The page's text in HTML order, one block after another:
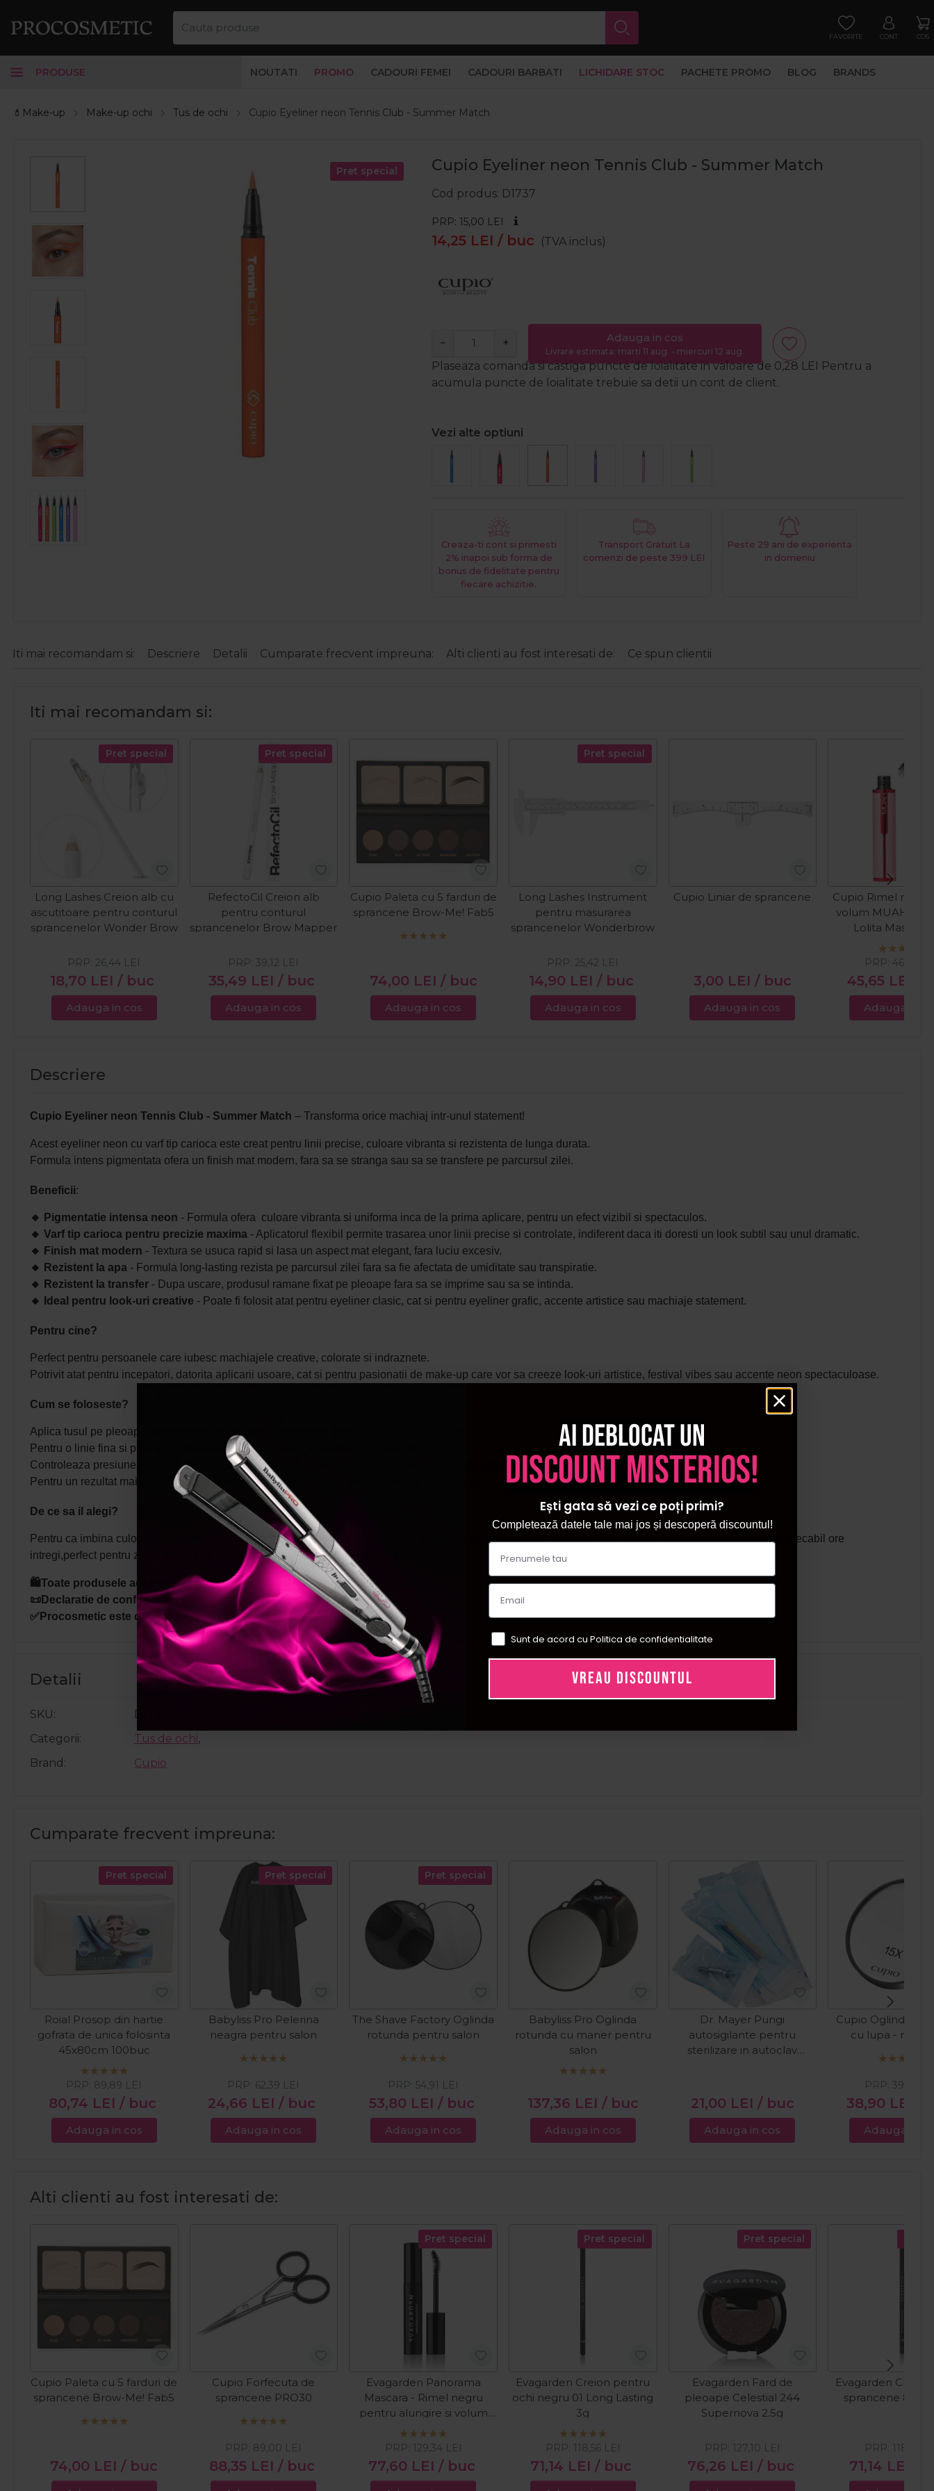
FAVORITE CONT COS
PRODUSE NOUTATI PROMO CADOURI FEMEI CADOURI BARBATI LICHIDARE STOC PACHETE PROMO BLOG BRANDS
💄Make-up Make-up ochi Tus de ochi Cupio Eyeliner neon Tennis Club - Summer Match
Pret special Cupio Eyeliner neon Tennis Club - Summer Match
Cod produs D1737
PRP: 15,00 LEI
14,25 LEI / buc (TVA inclus)
− + Adauga in cos
Livrare estimata: marți 11 aug. - miercuri 12 aug.
Plaseaza comanda si castiga puncte de loialitate in valoare de 0,28 LEI Pentru a
acumula puncte de loialitate trebuie sa detii un cont de client.
Vezi alte optiuni
Creaza-ti cont si primesti
2% inapoi sub forma de
bonus de fidelitate pentru
fiecare achizitie.
Transport Gratuit La
comenzi de peste 399 LEI
Peste 29 ani de experienta
in domeniu
Iti mai recomandam si: Descriere Detalii Cumparate frecvent impreuna: Alti clienti au fost interesati de: Ce spun clientii
Iti mai recomandam si:
Pret special
Long Lashes Creion alb cu
ascutitoare pentru conturul
sprancenelor Wonder Brow
18,70 LEI / buc
PRP: 26,44 LEI
Adauga in cos
Pret special
RefectoCil Creion alb
pentru conturul
sprancenelor Brow Mapper
35,49 LEI / buc
PRP:39,12 LEI
Adauga in cos
Cupio Paleta cu 5 farduri de
sprancene Brow-Me! Fab5
74,00 LEI / buc
Adauga in cos
Pret special
Long Lashes Instrument
pentru masurarea
sprancenelor Wonderbrow
14,90 LEI / buc
PRP: 25,42 LEI
Adauga in cos
Cupio Liniar de sprancene
3,00 LEI / buc
Adauga in cos
Cupio Rimel
volum MUAH All
Lolita Mascara
45,65 LEI
PRP: 46,00
Adauga in
Descriere
Cupio Eyeliner neon Tennis Club - Summer Match – Transforma orice machiaj intr-unul statement!
Acest eyeliner neon cu varf tip carioca este creat pentru linii precise, culoare vibranta si rezistenta de lunga durata.
Formula intens pigmentata ofera un finish mat modern, fara sa se stranga sau sa se transfere pe parcursul zilei.
Beneficii:
🔸 Pigmentatie intensa neon - Formula ofera culoare vibranta si uniforma inca de la prima aplicare, pentru un efect vizibil si spectaculos.
🔸 Varf tip carioca pentru precizie maxima - Aplicatorul flexibil permite trasarea unor linii precise si controlate, indiferent daca iti doresti un look subtil sau unul dramatic.
🔸 Finish mat modern - Textura se usuca rapid si lasa un aspect mat elegant, fara luciu excesiv.
🔸 Rezistent la apa - Formula long-lasting rezista pe parcursul zilei fara sa fie afectata de umiditate sau transpiratie.
🔸 Rezistent la transfer - Dupa uscare, produsul ramane fixat pe pleoape fara sa se imprime sau sa se intinda.
🔸
Ideal pentru look-uri creative - Poate fi folosit atat pentru eyeliner clasic, cat si pentru eyeliner grafic, accente artistice sau machiaje statement.
Pentru cine?
Perfect pentru persoanele care iubesc machiajele creative, colorate si indraznete.
Potrivit atat pentru incepatori, datorita aplicarii usoare, cat si pentru pasionatii de make-up care vor sa creeze look-uri artistice, festival vibes sau accente neon spectaculoase.
Cum se foloseste?
Aplica tusul pe pleoapa, la baza genelor, in functie de look-ul dorit.
Pentru o linie fina si precisa, traseaza eyelinerul cat mai aproape de linia genelor, pornind din coltul intern spre coltul extern al ochiului.
Controleaza presiunea aplicatorului pentru a obtine linii subtiri sau mai intense, cu efect dramatic.
Pentru un rezultat mai accentuat si o culoare mai intensa, aplica produsul in mai multe straturi.
De ce sa il alegi?
Pentru ca imbina culoarea neon intensa cu precizia unui aplicator tip carioca si rezistenta de lunga durata, oferindu-ti un eyeliner statement care ramane impecabil ore
intregi,perfect pentru zilele de vara, festivaluri, vacante si look-uri pline de energie.
🛍️Toate produsele achizitionate de pe site-ul nostru sunt originale.
📜Declaratie de conformitate ProCosmetic.
✅Procosmetic este distribuitor autorizat Cupio.
Detalii
SKU
D1737
Categorii
Tus de ochi,
Brand
Cupio
Cumparate frecvent impreuna:
Pret special
Roial Prosop din hartie
gofrata de unica folosinta
45x80cm 100buc
80,74 LEI / buc
PRP: 89,89 LEI
Adauga in cos
Pret special
Babyliss Pro Pelerina
neagra pentru salon
24,66 LEI / buc
PRP: 62,39 LEI
Adauga in cos
Pret special
The Shave Factory Oglinda
rotunda pentru salon
53,80 LEI / buc
PRP: 54,91 LEI
Adauga in cos
Babyliss Pro Oglinda
rotunda cu maner pentru
salon
137,36 LEI / buc
Adauga in cos
Dr. Mayer Pungi
autosigilante pentru
sterilizare in autoclav
21,00 LEI / buc
Adauga in cos
Cupio Oglinda
cu lupa -
38,90 LEI
PRP:39,00
Adauga in
Alti clienti au fost interesati de:
Cupio Paleta cu 5 farduri de
sprancene Brow-Me! Fab5
74,00 LEI / buc
Cupio Forfecuta de
sprancene PRO30
88,35 LEI / buc
PRP: 89,00 LEI
Pret special
Evagarden Panorama
Mascara - Rimel negru
pentru alungire si volum
11ml
77,60 LEI / buc
PRP: 129,34 LEI
Pret special
Evagarden Creion pentru
ochi negru 01 Long Lasting
3g
71,14 LEI / buc
PRP: 118,56 LEI
Pret special
Evagarden Fard de
pleoape Celestial 244
Supernova 2.5g
76,26 LEI / buc
PRP: 127,10 LEI
Evagarden
sprancene 82
71,14 LEI
PRP: 118,56
Ai deblocat un
discount misterios!
Ești gata să vezi ce poți primi?
Completează datele tale mai jos și descoperă discountul!
Sunt de acord cu Politica de confidentialitate
VREAU DISCOUNTUL